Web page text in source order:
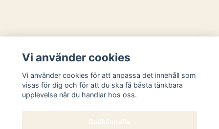
Sociala medier
Vi använder cookies
Vi använder cookies för att anpassa det innehåll som
visas för dig och för att du ska få bästa tänkbara
upplevelse när du handlar hos oss.
Godkänn alla